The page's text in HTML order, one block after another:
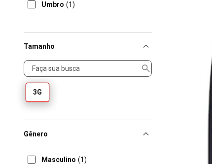
Umbro (1)
Tamanho
Tamanho
3G
Gênero
Masculino (1)